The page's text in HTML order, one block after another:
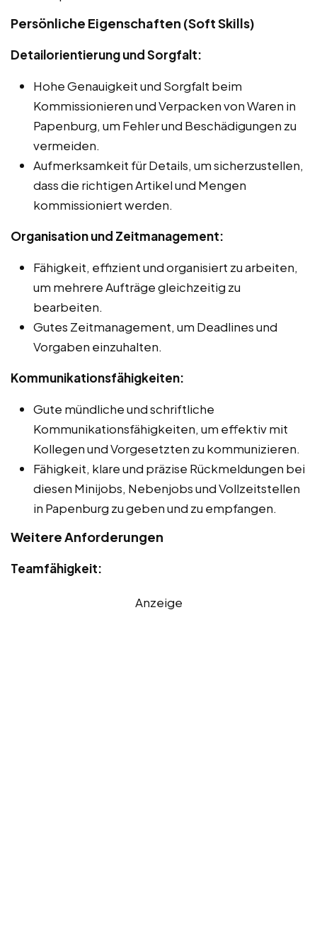
Persönliche Eigenschaften (Soft Skills)
Detailorientierung und Sorgfalt:
Hohe Genauigkeit und Sorgfalt beim
Kommissionieren und Verpacken von Waren in
Papenburg, um Fehler und Beschädigungen zu
vermeiden.
Aufmerksamkeit für Details, um sicherzustellen,
dass die richtigen Artikel und Mengen
kommissioniert werden.
Organisation und Zeitmanagement:
Fähigkeit, effizient und organisiert zu arbeiten,
um mehrere Aufträge gleichzeitig zu
bearbeiten.
Gutes Zeitmanagement, um Deadlines und
Vorgaben einzuhalten.
Kommunikationsfähigkeiten:
Gute mündliche und schriftliche
Kommunikationsfähigkeiten, um effektiv mit
Kollegen und Vorgesetzten zu kommunizieren.
Fähigkeit, klare und präzise Rückmeldungen bei
diesen Minijobs, Nebenjobs und Vollzeitstellen
in Papenburg zu geben und zu empfangen.
Weitere Anforderungen
Teamfähigkeit:
Anzeige